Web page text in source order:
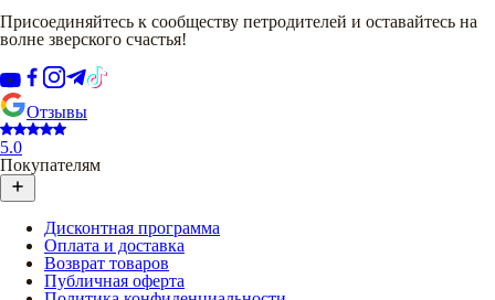
Присоединяйтесь к сообществу петродителей и оставайтесь на
волне зверского счастья!
Отзывы
5.0
Покупателям
Дисконтная программа
Оплата и доставка
Возврат товаров
Публичная оферта